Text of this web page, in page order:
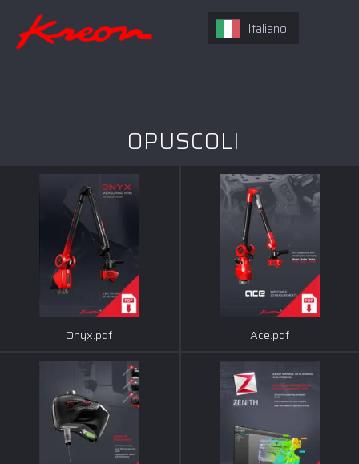
OPUSCOLI
Onyx.pdf Ace.pdf
Italiano